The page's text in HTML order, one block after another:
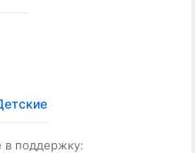
в поддержку: